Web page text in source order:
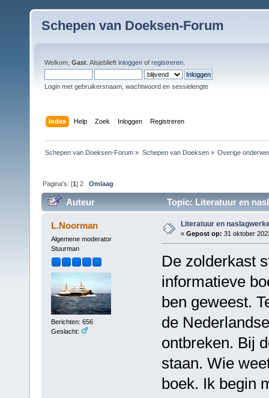
Schepen van Doeksen-Forum
Welkom, Gast . Alsjeblieft inloggen of registreren
Login met gebruikersnaam, wachtwoord en sessielengte
Index Help Zoek Inloggen Registreren
Schepen van Doeksen-Forum » Schepen van Doeksen» Overige
Pagina's: [1]2 Omlaag
Auteur Topic: Literatuur en
L.Noorman
Algemene moderator
Stuurman
Berichten: 656
Geslacht:
Literatuur en
« Gepost op: 31 oktober
De zolderkast
informatieve
ben geweest.
de
ontbreken. Bij
staan. Wie
boek. Ik begin